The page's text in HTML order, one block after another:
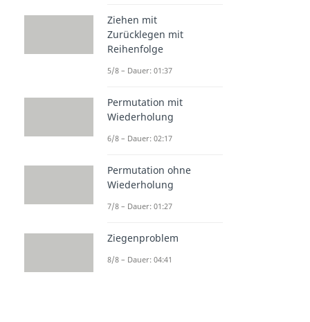
Ziehen mit
Zurücklegen mit
Reihenfolge
5/8 – Dauer: 01:37
Permutation mit
Wiederholung
6/8 – Dauer: 02:17
Permutation ohne
Wiederholung
7/8 – Dauer: 01:27
Ziegenproblem
8/8 – Dauer: 04:41